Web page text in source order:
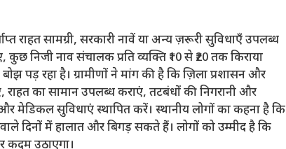
राहत सामग्री, सरकारी नावें या अन्य ज़रूरी सुविधाएँ उपलब्ध
निजी नाव संचालक प्रति व्यक्ति ₹10 से ₹20 तक किराया
पड़ रहा है। ग्रामीणों ने मांग की है कि ज़िला प्रशासन और
का सामान उपलब्ध कराएं, तटबंधों की निगरानी और
मेडिकल सुविधाएं स्थापित करें। स्थानीय लोगों का कहना है कि
दिनों में हालात और बिगड़ सकते हैं। लोगों को उम्मीद है कि
कदम उठाएगा।